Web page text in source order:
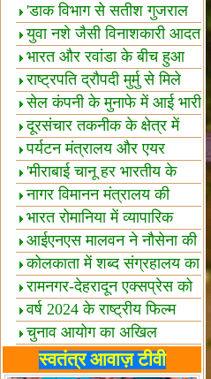
शैक्षिक सत्र शुरू
'डाक विभाग से सतीश गुजराल
का रिश्ता गहरा'
युवा नशे जैसी विनाशकारी आदत
से दूर रहें-मोदी
भारत और रवांडा के बीच हुआ
व्यापार विस्तार
राष्ट्रपति द्रौपदी मुर्मु से मिले
बस्तर के प्रतिनिधि
सेल कंपनी के मुनाफे में आई भारी
उछाल!
दूरसंचार तकनीक के क्षेत्र में
उत्कृष्टता पुरस्कार
पर्यटन मंत्रालय और एयर
इंडिया में समझौता
'मीराबाई चानू हर भारतीय के
लिए प्रेरणा'
नागर विमानन मंत्रालय की
यात्रियों को सलाह
भारत रोमानिया में व्यापारिक
साझेदारियां
आईएनएस मालवन ने नौसेना की
ताकत बढ़ाई
कोलकाता में शब्द संग्रहालय का
उद्घाटन
रामनगर-देहरादून एक्सप्रेस को
हरी झंडी
वर्ष 2024 के राष्ट्रीय फिल्म
पुरस्कारों की घोषणा
चुनाव आयोग का अखिल
भारतीय मीडिया सम्मेलन
भारत में केवड़े का अस्तित्‍व 24
स्वतंत्र आवाज़ टीवी